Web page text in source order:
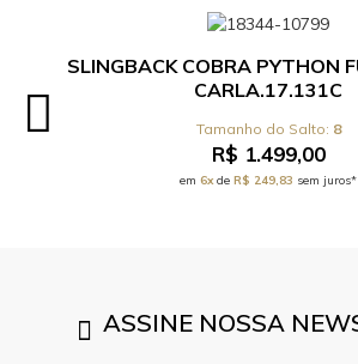
SLINGBACK COBRA PYTHON
CARLA.17.131C
8
R$ 1.499,00
em 6xde R$ 249,83 sem juros*
ASSINE NOSSA